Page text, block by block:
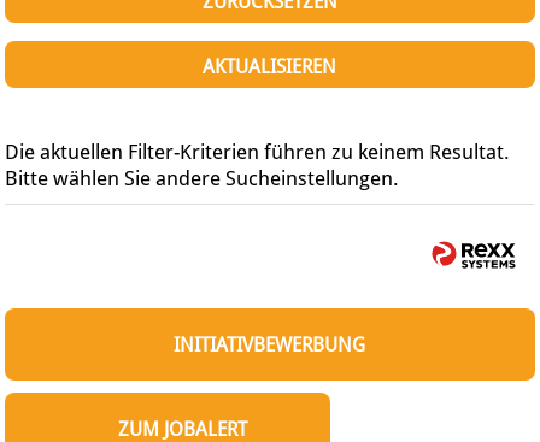
AKTUALISIEREN
Die aktuellen Filter-Kriterien führen zu keinem Resultat.
Bitte wählen Sie andere Sucheinstellungen.
INITIATIVBEWERBUNG
ZUM JOBALERT